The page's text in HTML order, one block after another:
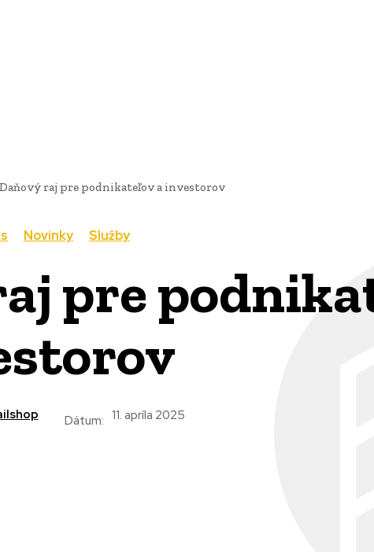
raj pre podnikateľov a investorov
Novinky Služby
pre
Dátum: 11. apríla 2025